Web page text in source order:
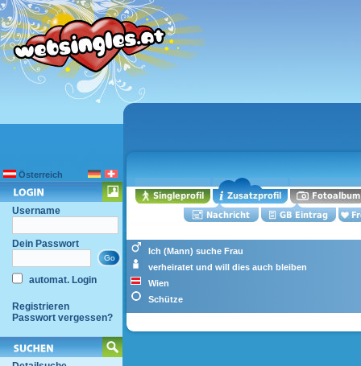
Österreich
Username
Dein Passwort
automat. Login
Registrieren
Passwort vergessen?
Ich (Mann) suche Frau
verheiratet und will dies auch bleiben
Wien
Schütze